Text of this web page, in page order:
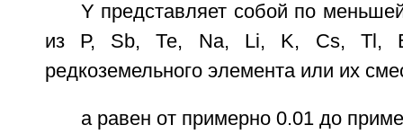
Y представляет собой по
из Р, Sb, Те, Na, Li, K, Cs, Tl,
редкоземельного элемента или их
а равен от примерно 0.01 до